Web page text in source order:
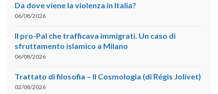
Da dove viene la violenza in Italia?
06/08/2026
Il pro-Pal che trafficava immigrati. Un caso di
sfruttamento islamico a Milano
06/08/2026
Trattato di filosofia – II Cosmologia (di Régis Jolivet)
02/08/2026